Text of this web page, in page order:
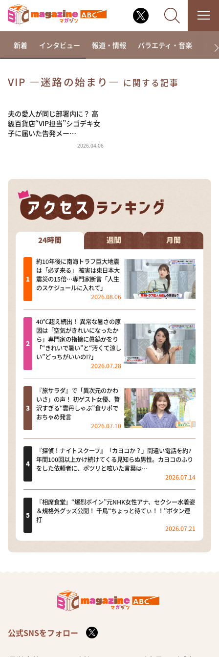
相席食堂
これ余談なんですけど・・・
～人生密着トークバラエティ！～ やすとものいたっ
河合＆A.B.C-Z塚田×福井アナ「なんでやねん！？」
（news おかえり）
DAIGOも台所 ～きょうの献立 何にする？～
本日はダイアンなり！シーズン２
朝だ！生です旅サラダ
教えて！ニュースライブ 正義のミカタ
ＬＩＦＥ～夢のカタチ～
新婚さんいらっしゃい！
ポツンと一軒家
ザキ山小屋本館
ぺこぱのまるスポ
新着 インタビュー 報道・情報 バラエティ・音楽 ド
VIP ―迷路の始まり― に関する記事
夫の愛人が同じ部署内に？ 高
級百貨店“VIP担当”シゴデキ女
子に届いた告発メー…
2026.04.06
24時間 週間 月間
約10年後に南海トラフ巨大地震
は「必ず来る」 被害は東日本大
震災の15倍…専門家断言「人生
のスケジュールに入れて」
2026.08.06
40℃超え続出！ 異常な暑さの原
因は「空気がきれいになったか
ら」専門家の指摘に眞鍋かをり
「“きれいで暑い”と“汚くて涼し
い”どっちがいいの!?」
2026.07.28
『旅サラダ』で「異次元のかわ
いさ」の声！ 初ゲスト女優、贅
沢すぎる“雲丹しゃぶ”食リポで
おちゃめ発言
2026.07.10
『探偵！ナイトスクープ』「カヨコか？」間違い電話を約7
年間100回以上かけ続けてくる見知らぬ男性。カヨコのふり
をした依頼者に、ポツリと呟いた言葉は…
2026.07.14
『相席食堂』“爆烈ボイン”元NHK女性アナ、セクシー水着姿
＆規格外グッズ公開！ 千鳥“ちょっと待てぃ！！”ボタン連
打
2026.07.21
公式SNSをフォロー